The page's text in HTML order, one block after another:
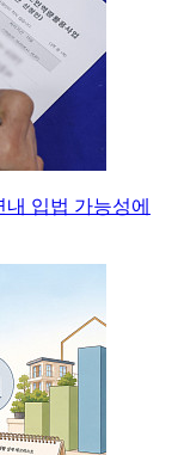
내 입법 가능성에